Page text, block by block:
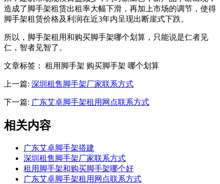
造成了脚手架租赁出租率大幅下滑，再加上市场的调节，使得
脚手架租赁价格及利润在近3年内呈现出断崖式下跌。
所以，脚手架租用和购买脚手架哪个划算，只能说是仁者见
仁，智者见智了。
文章标签： 租用脚手架 购买脚手架 哪个划算
上一篇: 深圳租售脚手架厂家联系方式
下一篇: 广东艾卓脚手架租用网点联系方式
相关内容
广东艾卓脚手架搭建
深圳租售脚手架厂家联系方式
租用脚手架和购买脚手架哪个好
广东艾卓脚手架租用网点联系方式